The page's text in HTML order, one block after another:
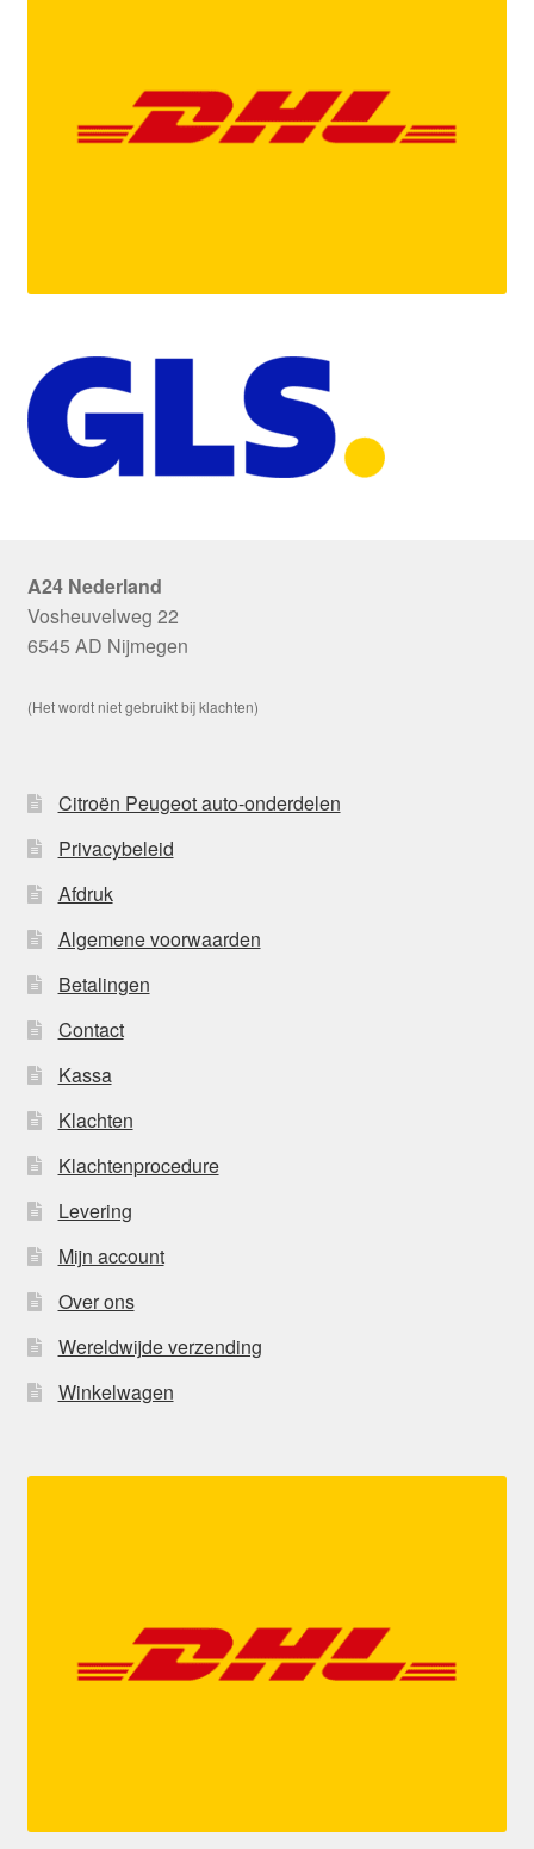
A24 Nederland
Vosheuvelweg 22
6545 AD Nijmegen
(Het wordt niet gebruikt bij klachten)
Citroën Peugeot auto-onderdelen
Privacybeleid
Afdruk
Algemene voorwaarden
Betalingen
Contact
Kassa
Klachten
Klachtenprocedure
Levering
Mijn account
Over ons
Wereldwijde verzending
Winkelwagen